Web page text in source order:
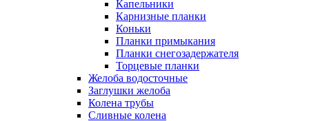
Капельники
Карнизные планки
Коньки
Планки примыкания
Планки снегозадержателя
Торцевые планки
Желоба водосточные
Заглушки желоба
Колена трубы
Сливные колена